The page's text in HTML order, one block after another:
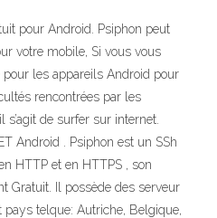
pour Android. Psiphon peut
votre mobile, Si vous vous
pour les appareils Android pour
rencontrées par les
s’agit de surfer sur internet.
Android . Psiphon est un SSh
HTTP et en HTTPS , son
Gratuit. Il possède des serveur
telque: Autriche, Belgique,